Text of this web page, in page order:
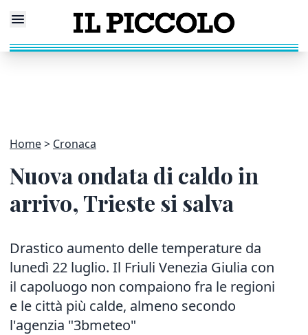
Home Cronaca
Nuova ondata di caldo in
arrivo, Trieste si salva
Drastico aumento delle temperature da
lunedì 22 luglio. Il Friuli Venezia Giulia con
il capoluogo non compaiono fra le regioni
e le città più calde, almeno secondo
l'agenzia "3bmeteo"